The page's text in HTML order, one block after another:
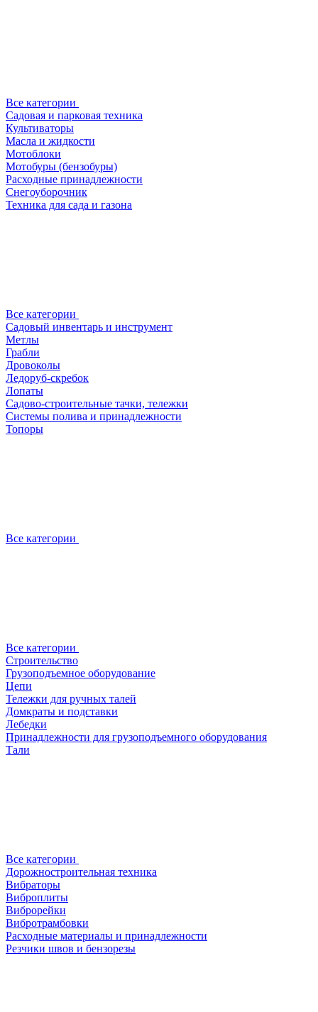
Все категории
Садовая и парковая техника
Культиваторы
Масла и жидкости
Мотоблоки
Мотобуры (бензобуры)
Расходные принадлежности
Снегоуборочник
Техника для сада и газона
Все категории
Садовый инвентарь и инструмент
Метлы
Грабли
Дровоколы
Ледоруб-скребок
Лопаты
Садово-строительные тачки, тележки
Системы полива и принадлежности
Топоры
Все категории
Все категории
Строительство
Грузоподъемное оборудование
Цепи
Тележки для ручных талей
Домкраты и подставки
Лебедки
Принадлежности для грузоподъемного оборудования
Тали
Все категории
Дорожностроительная техника
Вибраторы
Виброплиты
Виброрейки
Вибротрамбовки
Расходные материалы и принадлежности
Резчики швов и бензорезы